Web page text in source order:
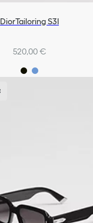
DiorTailoring S3I
520,00 €